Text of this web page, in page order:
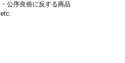
・公序良俗に反する商品
etc.